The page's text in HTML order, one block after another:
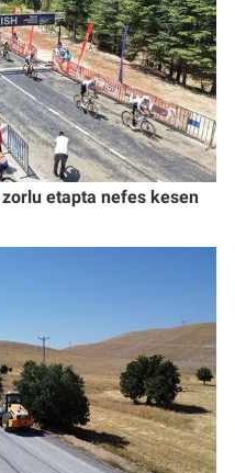
etapta nefes kesen